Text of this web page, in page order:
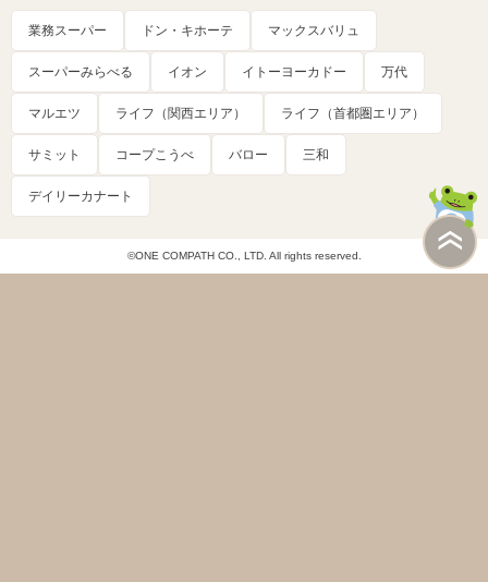
業務スーパー ドン・キホーテ マックスバリュ
スーパーみらべる イオン イトーヨーカドー 万代
マルエツ ライフ（関西エリア） ライフ（首都圏エリア）
サミット コープこうべ バロー 三和
デイリーカナート
©ONE COMPATH CO., LTD. All rights reserved.